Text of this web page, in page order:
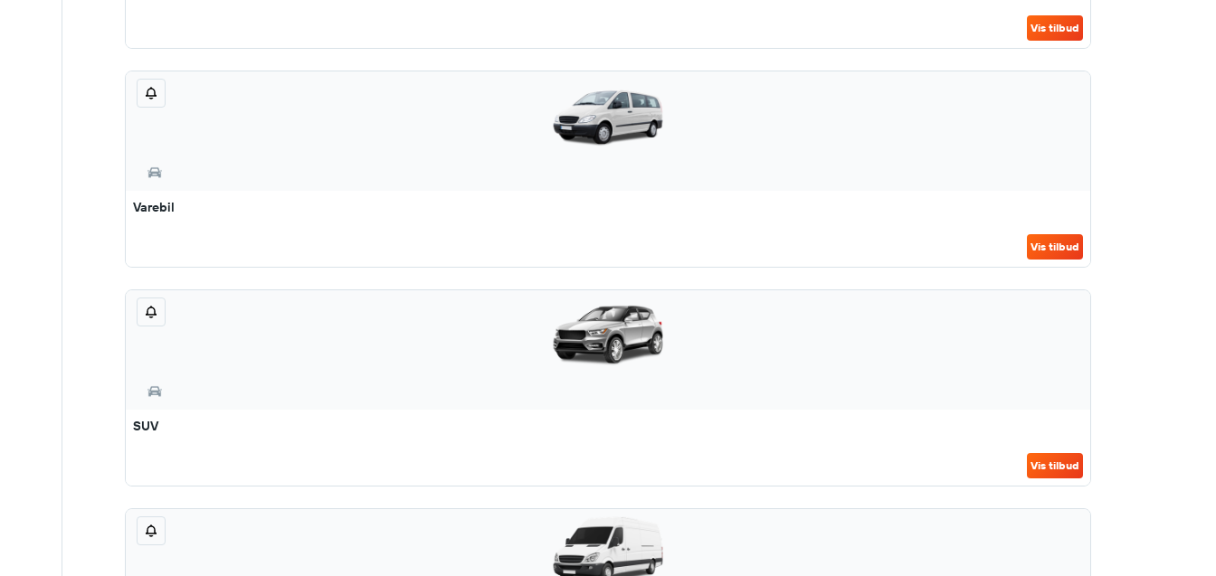
Vis tilbud
Varebil
Vis tilbud
SUV
Vis tilbud